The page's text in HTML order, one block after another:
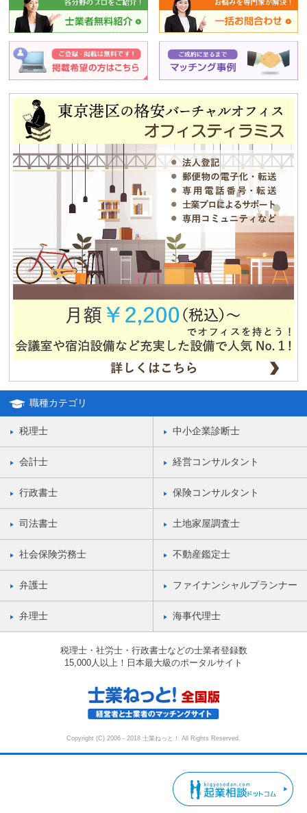
2018.01.04
新年のごあいさつ
2017.12.26
年末年始休業のお知らせ
2014.08.07
夏期休業のお知らせ
2013.12.25
平成25年冬季休暇のお知らせ
2013.08.12
夏期休業のお知らせ
独立・移転をお考えの方、必見！！格安合同貸事務所のご紹介！！
職種カテゴリ
税理士 中小企業診断士
会計士 経営コンサルタント
行政書士 保険コンサルタント
司法書士 土地家屋調査士
社会保険労務士 不動産鑑定士
弁護士 ファイナンシャルプランナー
弁理士 海事代理士
税理士・社労士・行政書士などの士業者登録数
15,000人以上！日本最大級のポータルサイト
Copyright (C) 2006－2018 士業ねっと！ All Rights Reserved.